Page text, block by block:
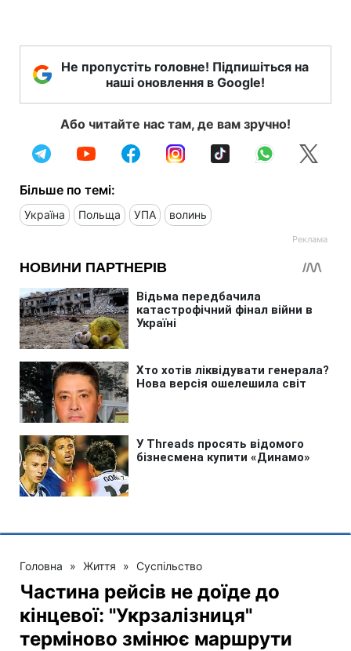
Не пропустіть головне! Підпишіться на
наші оновлення в Google!
Або читайте нас там, де вам зручно!
Більше по темі:
Україна Польща УПА волинь
Головна » Життя » Суспільство
Частина рейсів не доїде до
кінцевої: "Укрзалізниця"
терміново змінює маршрути